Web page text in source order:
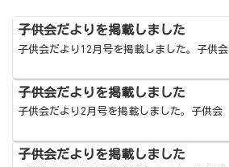
子供会だよりを掲載しました
子供会だより12月号を掲載しました。子供会
子供会だよりを掲載しました
子供会だより2月号を掲載しました。子供会
子供会だよりを掲載しました